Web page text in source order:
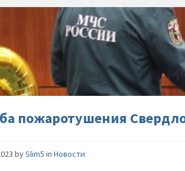
пожаротушения
bySlim5 inНовости